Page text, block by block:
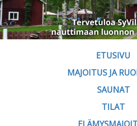
ETUSIVU
MAJOITUS JA
SAUNAT
TILAT